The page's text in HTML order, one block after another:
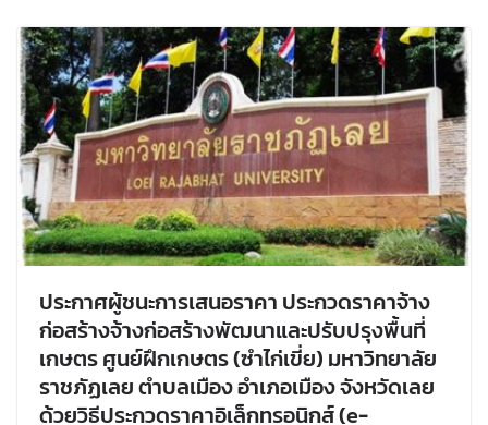
ประกาศผู้ชนะการเสนอราคา ประกวดราคาจ้าง
ก่อสร้างจ้างก่อสร้างพัฒนาและปรับปรุงพื้นที่
เกษตร ศูนย์ฝึกเกษตร (ซำไก่เขี่ย) มหาวิทยาลัย
ราชภัฏเลย ตำบลเมือง อำเภอเมือง จังหวัดเลย
ด้วยวิธีประกวดราคาอิเล็กทรอนิกส์ (e-